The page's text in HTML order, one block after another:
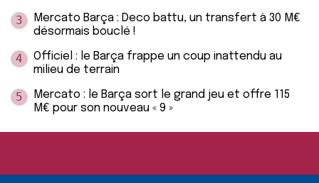
3
Mercato Barça : Deco battu, un transfert à 30 M€
désormais bouclé !
4
Officiel : le Barça frappe un coup inattendu au
milieu de terrain
5
Mercato : le Barça sort le grand jeu et offre 115
M€ pour son nouveau « 9 »